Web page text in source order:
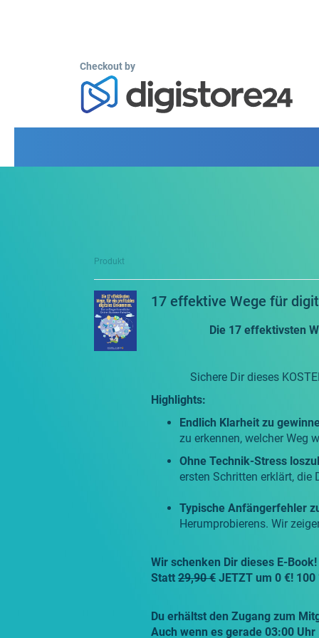
Checkout by
Produkt
17 effektive Wege für
Die 17 effektivsten
Sichere Dir dieses
Highlights:
Endlich Klarheit zu
zu erkennen, welcher Weg
Ohne Technik-Stress
ersten Schritten erklärt,
Typische Anfängerfehler
Herumprobierens. Wir
Wir schenken Dir dieses E-Book!
Statt 29,90 € JETZT um 0 €! 100
Du erhältst den Zugang zum
Auch wenn es gerade 03:00 Uhr